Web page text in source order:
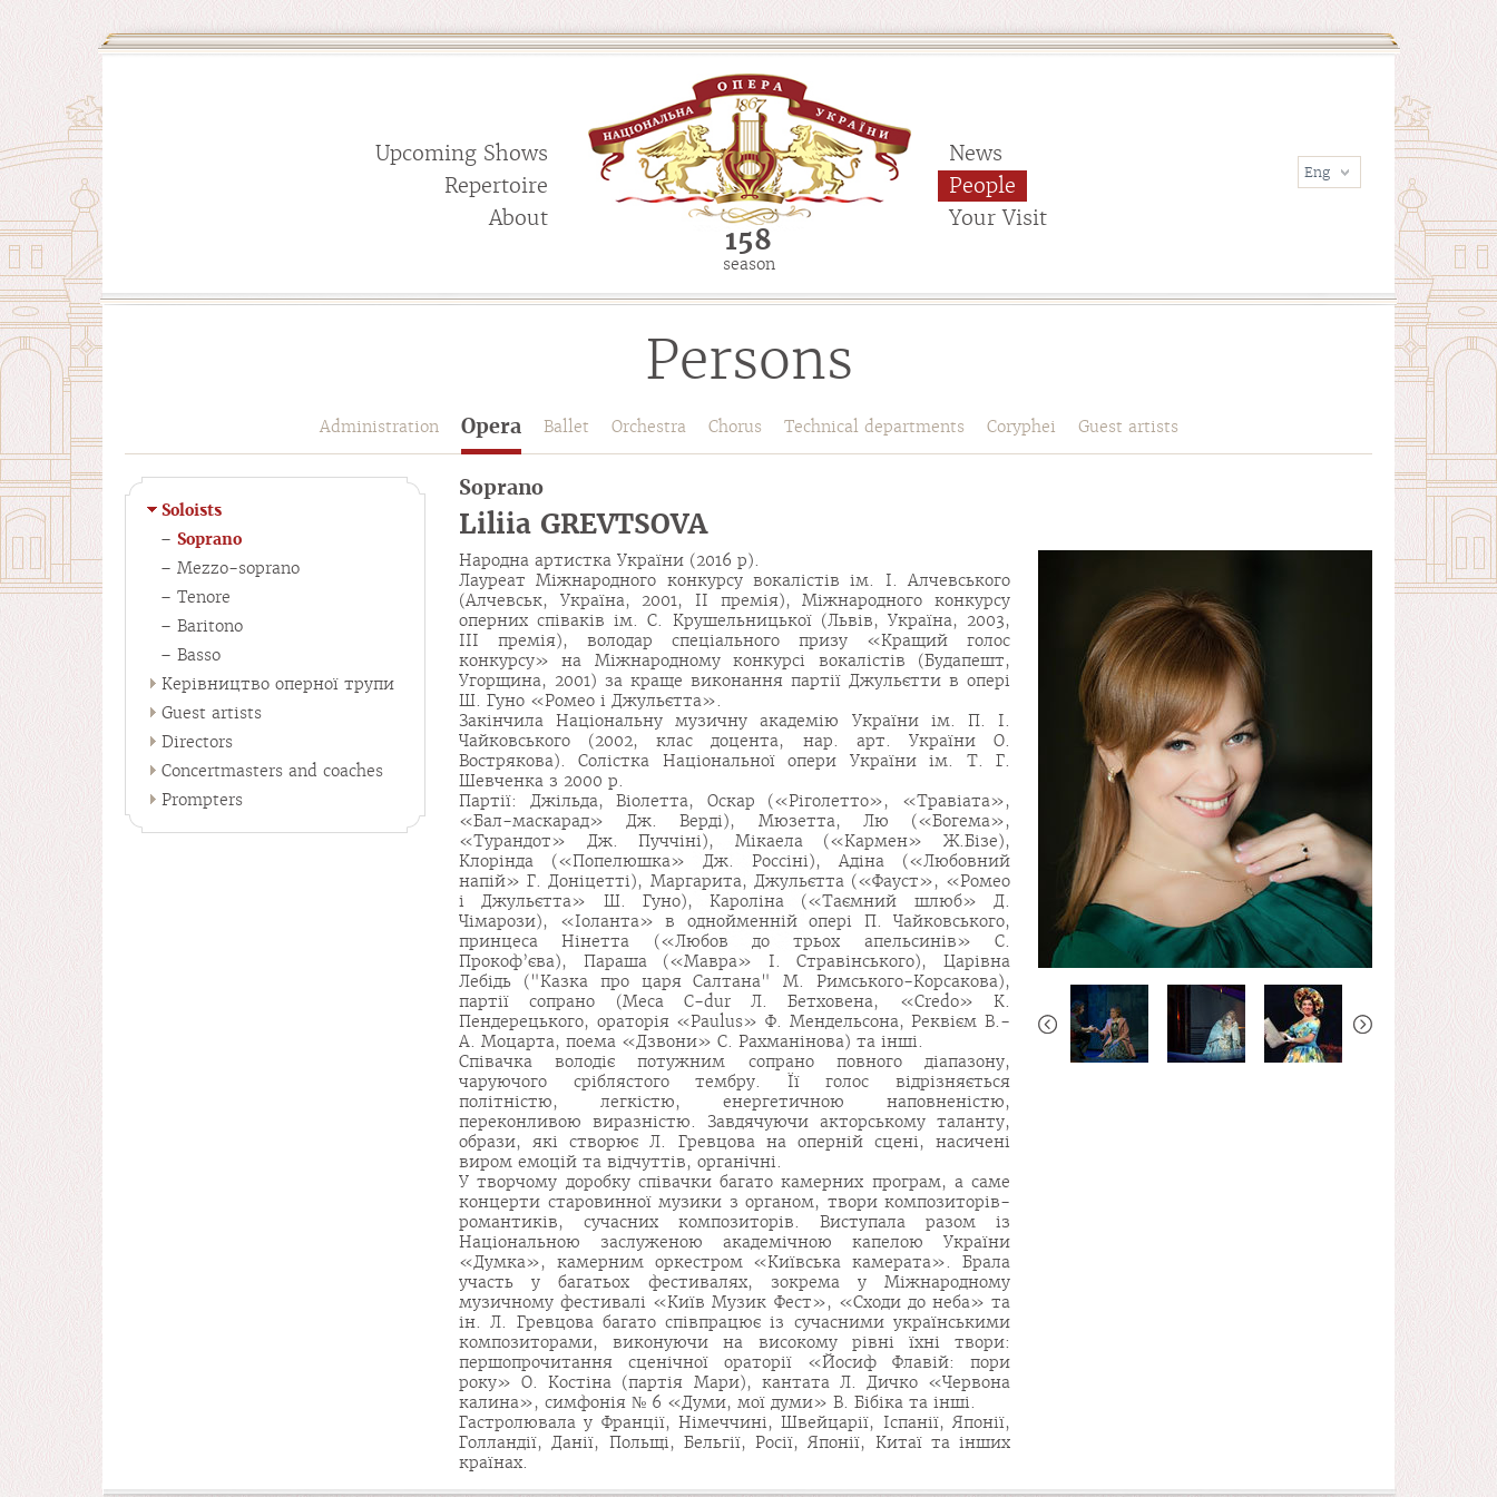
Upcoming Shows
Repertoire
About
News
People
Your Visit
158
season
Persons
Administration Opera Ballet Orchestra Chorus Technical departments Coryphei Guest artists
Soloists
Soprano
Mezzo-soprano
Tenore
Baritono
Basso
Керівництво оперної трупи
Guest artists
Directors
Concertmasters and coaches
Prompters
Soprano
Liliia GREVTSOVA
Народна артистка України (2016 р).
Лауреат Міжнародного конкурсу вокалістів ім. І. Алчевського
(Алчевськ, Україна, 2001, ІІ премія), Міжнародного конкурсу
оперних співаків ім. С. Крушельницької (Львів, Україна, 2003,
ІІІ премія), володар спеціального призу «Кращий голос
конкурсу» на Міжнародному конкурсі вокалістів (Будапешт,
Угорщина, 2001) за краще виконання партії Джульєтти в опері
Ш. Гуно «Ромео і Джульєтта».
Закінчила Національну музичну академію України ім. П. І.
Чайковського (2002, клас доцента, нар. арт. України О.
Вострякова). Солістка Національної опери України ім. Т. Г.
Шевченка з 2000 р.
Партії: Джільда, Віолетта, Оскар («Ріголетто», «Травіата»,
«Бал-маскарад» Дж. Верді), Мюзетта, Лю («Богема»,
«Турандот» Дж. Пуччіні), Мікаела («Кармен» Ж.Бізе),
Клорінда («Попелюшка» Дж. Россіні), Адіна («Любовний
напій» Г. Доніцетті), Маргарита, Джульєтта («Фауст», «Ромео
і Джульєтта» Ш. Гуно), Кароліна («Таємний шлюб» Д.
Чімарози), «Іоланта» в однойменній опері П. Чайковського,
принцеса Нінетта («Любов до трьох апельсинів» С.
Прокоф’єва), Параша («Мавра» І. Стравінського), Царівна
Лебідь ("Казка про царя Салтана" М. Римського-Корсакова),
партії сопрано (Меса С-dur Л. Бетховена, «Credo» К.
Пендерецького, ораторія «Paulus» Ф. Мендельсона, Реквієм В.-
А. Моцарта, поема «Дзвони» С. Рахманінова) та інші.
Співачка володіє потужним сопрано повного діапазону,
чаруючого сріблястого тембру. Її голос відрізняється
політністю, легкістю, енергетичною наповненістю,
переконливою виразністю. Завдячуючи акторському таланту,
образи, які створює Л. Гревцова на оперній сцені, насичені
виром емоцій та відчуттів, органічні.
У творчому доробку співачки багато камерних програм, а саме
концерти старовинної музики з органом, твори композиторів-
романтиків, сучасних композиторів. Виступала разом із
Національною заслуженою академічною капелою України
«Думка», камерним оркестром «Київська камерата». Брала
участь у багатьох фестивалях, зокрема у Міжнародному
музичному фестивалі «Київ Музик Фест», «Сходи до неба» та
ін. Л. Гревцова багато співпрацює із сучасними українськими
композиторами, виконуючи на високому рівні їхні твори:
першопрочитання сценічної ораторії «Йосиф Флавій: пори
року» О. Костіна (партія Мари), кантата Л. Дичко «Червона
калина», симфонія № 6 «Думи, мої думи» В. Бібіка та інші.
Гастролювала у Франції, Німеччині, Швейцарії, Іспанії, Японії,
Голландії, Данії, Польщі, Бельгії, Росії, Японії, Китаї та інших
країнах.